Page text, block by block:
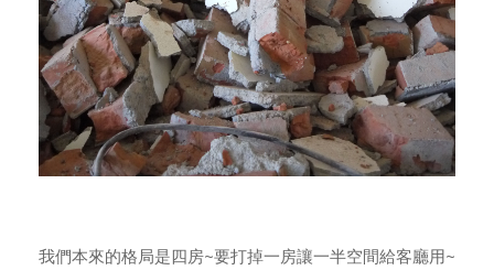
我們本來的格局是四房~要打掉一房讓一半空間給客廳用~